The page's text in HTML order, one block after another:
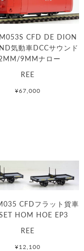
CFD DE DION
気動車DCCサウンド
9MMナロー
REE
¥67,000
CFDフラット貨車
HOM HOE EP3
REE
¥12,100